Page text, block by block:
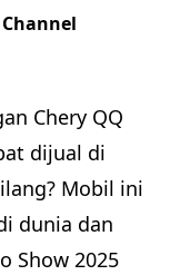
Chery QQ
dijual di
Mobil ini
dunia dan
Show 2025